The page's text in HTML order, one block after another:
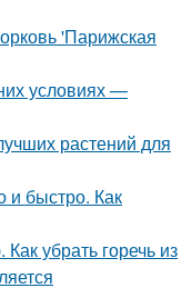
'Парижская
условиях —
растений для
и быстро. Как
убрать горечь из